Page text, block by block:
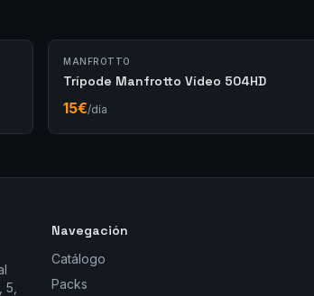
MANFROTTO
Trípode Manfrotto Vídeo 504HD
15€/día
Navegación
Catálogo
Packs